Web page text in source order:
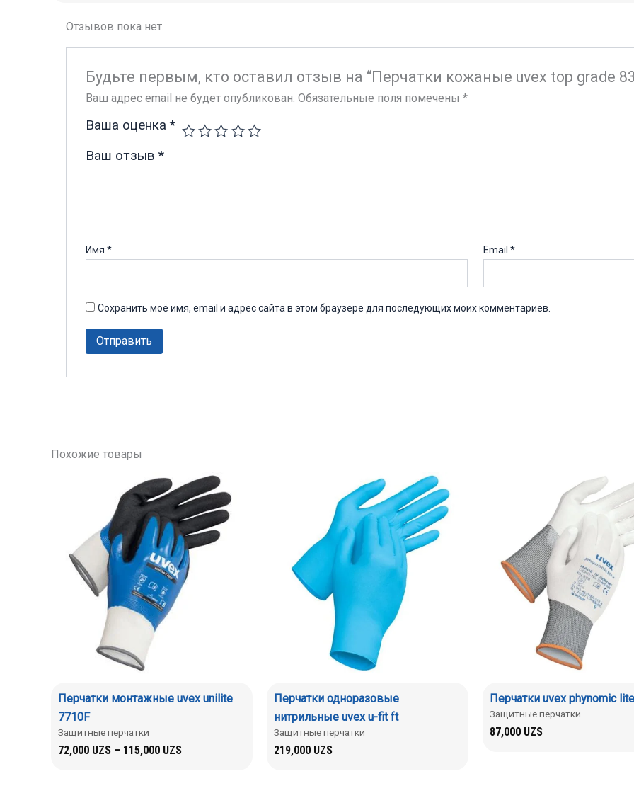
Отзывов пока нет.
Будьте первым, кто оставил отзыв на “Перчатки кожаные uvex top grade
Ваш адрес email не будет опубликован. Обязательные поля помечены *
Ваша оценка *
Ваш отзыв *
Имя * Email*
Сохранить моё имя, email и адрес сайта в этом браузере для последующих моих комментариев.
Похожие товары
Перчатки монтажные uvex unilite
7710F
Защитные перчатки
72,000 UZS – 115,000 UZS
Перчатки одноразовые
нитрильные uvex u-fit ft
Защитные перчатки
219,000 UZS
Перчатки uvex phynomic
Защитные перчатки
87,000 UZS